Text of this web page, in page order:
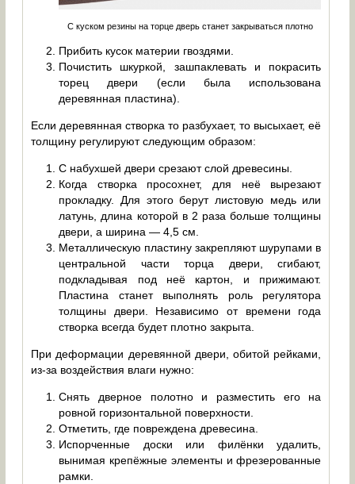
С куском резины на торце дверь станет закрываться плотно
Прибить кусок материи гвоздями.
Почистить шкуркой, зашпаклевать и покрасить
торец двери (если была использована
деревянная пластина).
Если деревянная створка то разбухает, то высыхает, её
толщину регулируют следующим образом:
С набухшей двери срезают слой древесины.
Когда створка просохнет, для неё вырезают
прокладку. Для этого берут листовую медь или
латунь, длина которой в 2 раза больше толщины
двери, а ширина — 4,5 см.
Металлическую пластину закрепляют шурупами в
центральной части торца двери, сгибают,
подкладывая под неё картон, и прижимают.
Пластина станет выполнять роль регулятора
толщины двери. Независимо от времени года
створка всегда будет плотно закрыта.
При деформации деревянной двери, обитой рейками,
из-за воздействия влаги нужно:
Снять дверное полотно и разместить его на
ровной горизонтальной поверхности.
Отметить, где повреждена древесина.
Испорченные доски или филёнки удалить,
вынимая крепёжные элементы и фрезерованные
рамки.